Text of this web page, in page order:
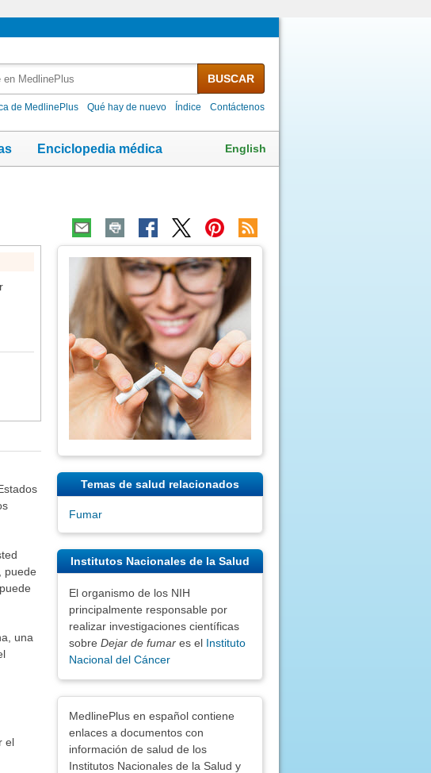
BUSCAR
de MedlinePlus Qué hay de nuevo Índice Contáctenos
Enciclopedia médica English
puede
una
el
Tema
Imagen
Temas de salud relacionados
Fumar
Institutos Nacionales de la Salud
El organismo de los NIH
principalmente responsable por
realizar investigaciones científicas
sobre Dejar de fumares el Instituto
Nacional del Cáncer
MedlinePlus en español contiene
enlaces a documentos con
información de salud de los
Institutos Nacionales de la Salud y